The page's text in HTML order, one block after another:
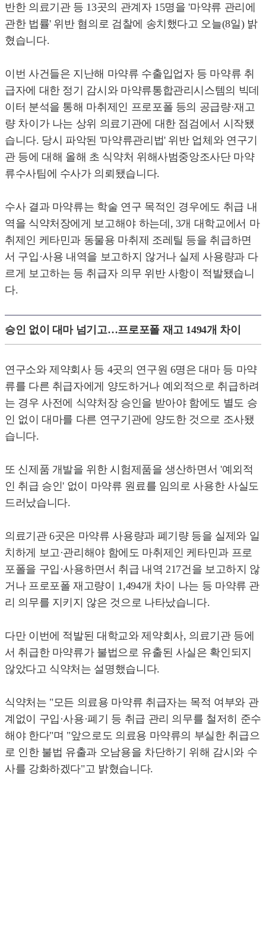
반한 의료기관 등 13곳의 관계자 15명을 '마약류 관리에
관한 법률' 위반 혐의로 검찰에 송치했다고 오늘(8일) 밝
혔습니다.
이번 사건들은 지난해 마약류 수출입업자 등 마약류 취
급자에 대한 정기 감시와 마약류통합관리시스템의 빅데
이터 분석을 통해 마취제인 프로포폴 등의 공급량·재고
량 차이가 나는 상위 의료기관에 대한 점검에서 시작됐
습니다. 당시 파악된 '마약류관리법' 위반 업체와 연구기
관 등에 대해 올해 초 식약처 위해사범중앙조사단 마약
류수사팀에 수사가 의뢰됐습니다.
수사 결과 마약류는 학술 연구 목적인 경우에도 취급 내
역을 식약처장에게 보고해야 하는데, 3개 대학교에서 마
취제인 케타민과 동물용 마취제 조레틸 등을 취급하면
서 구입·사용 내역을 보고하지 않거나 실제 사용량과 다
르게 보고하는 등 취급자 의무 위반 사항이 적발됐습니
다.
승인 없이 대마 넘기고…프로포폴 재고 1494개 차이
연구소와 제약회사 등 4곳의 연구원 6명은 대마 등 마약
류를 다른 취급자에게 양도하거나 예외적으로 취급하려
는 경우 사전에 식약처장 승인을 받아야 함에도 별도 승
인 없이 대마를 다른 연구기관에 양도한 것으로 조사됐
습니다.
또 신제품 개발을 위한 시험제품을 생산하면서 '예외적
인 취급 승인' 없이 마약류 원료를 임의로 사용한 사실도
드러났습니다.
의료기관 6곳은 마약류 사용량과 폐기량 등을 실제와 일
치하게 보고·관리해야 함에도 마취제인 케타민과 프로
포폴을 구입·사용하면서 취급 내역 217건을 보고하지 않
거나 프로포폴 재고량이 1,494개 차이 나는 등 마약류 관
리 의무를 지키지 않은 것으로 나타났습니다.
다만 이번에 적발된 대학교와 제약회사, 의료기관 등에
서 취급한 마약류가 불법으로 유출된 사실은 확인되지
않았다고 식약처는 설명했습니다.
식약처는 "모든 의료용 마약류 취급자는 목적 여부와 관
계없이 구입·사용·폐기 등 취급 관리 의무를 철저히 준수
해야 한다"며 "앞으로도 의료용 마약류의 부실한 취급으
로 인한 불법 유출과 오남용을 차단하기 위해 감시와 수
사를 강화하겠다"고 밝혔습니다.